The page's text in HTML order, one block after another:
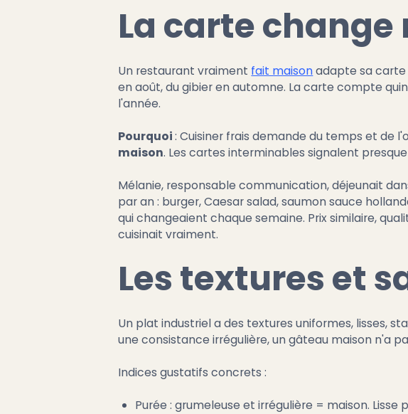
La carte
Un restaurant vraiment fait maisonadapte sa carte
en août, du gibier en automne. La carte compte
l'année.
Pourquoi: Cuisiner frais demande du temps et de
maison. Les cartes interminables signalent
Mélanie, responsable communication, déjeunait
par an : burger, Caesar salad, saumon sauce
qui changeaient chaque semaine. Prix similaire,
cuisinait vraiment.
Les textures et
Un plat industriel a des textures uniformes, lisses,
une consistance irrégulière, un gâteau maison n'a
Indices gustatifs concrets :
Purée : grumeleuse et irrégulière = maison.